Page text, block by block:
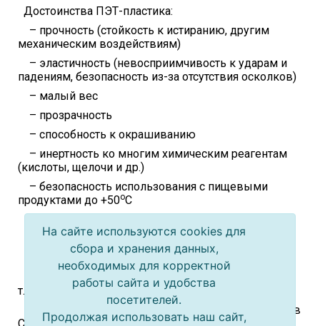
Достоинства ПЭТ-пластика:
– прочность (стойкость к истиранию, другим
механическим воздействиям)
– эластичность (невосприимчивость к ударам и
падениям, безопасность из-за отсутствия осколков)
– малый вес
– прозрачность
– способность к окрашиванию
– инертность ко многим химическим реагентам
(кислоты, щелочи и др.)
– безопасность использования с пищевыми
продуктами до +50оC
– возможность многоразового использования
– низкая себестоимость производства
Недостатки:
– имеет ограничения по срокам хранения,
т.к.пропускает газы, ультрафиолет и кислород
– не может использоваться для разогрева пищи в
На сайте используются cookies для
сбора и хранения данных,
необходимых для корректной
работы сайта и удобства
посетителей.
Продолжая использовать наш сайт,